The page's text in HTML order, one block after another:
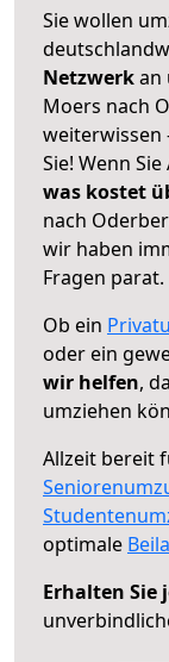
Sie wollen
Netzwerkan
Moers nach
weiterwissen
Sie! Wenn
was kostet
nach
wir haben
Fragen parat.
Ob ein
oder ein
wir helfen,
umziehen
Allzeit bereit
optimale
Erhalten Sie